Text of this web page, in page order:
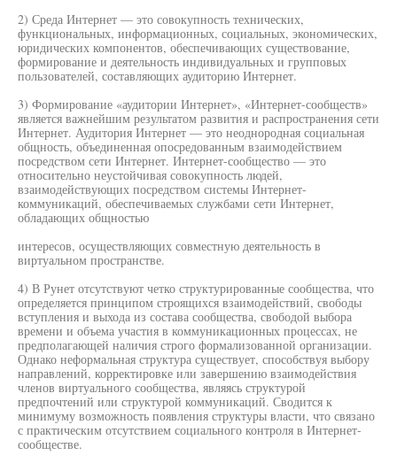
2) Среда Интернет — это совокупность технических,
функциональных, информационных, социальных, экономических,
юридических компонентов, обеспечивающих существование,
формирование и деятельность индивидуальных и групповых
пользователей, составляющих аудиторию Интернет.
3) Формирование «аудитории Интернет», «Интернет-сообществ»
является важнейшим результатом развития и распространения сети
Интернет. Аудитория Интернет — это неоднородная социальная
общность, объединенная опосредованным взаимодействием
посредством сети Интернет. Интернет-сообщество — это
относительно неустойчивая совокупность людей,
взаимодействующих посредством системы Интернет-
коммуникаций, обеспечиваемых службами сети Интернет,
обладающих общностью
интересов, осуществляющих совместную деятельность в
виртуальном пространстве.
4) В Рунет отсутствуют четко структурированные сообщества, что
определяется принципом строящихся взаимодействий, свободы
вступления и выхода из состава сообщества, свободой выбора
времени и объема участия в коммуникационных процессах, не
предполагающей наличия строго формализованной организации.
Однако неформальная структура существует, способствуя выбору
направлений, корректировке или завершению взаимодействия
членов виртуального сообщества, являясь структурой
предпочтений или структурой коммуникаций. Сводится к
минимуму возможность появления структуры власти, что связано
с практическим отсутствием социального контроля в Интернет-
сообществе.